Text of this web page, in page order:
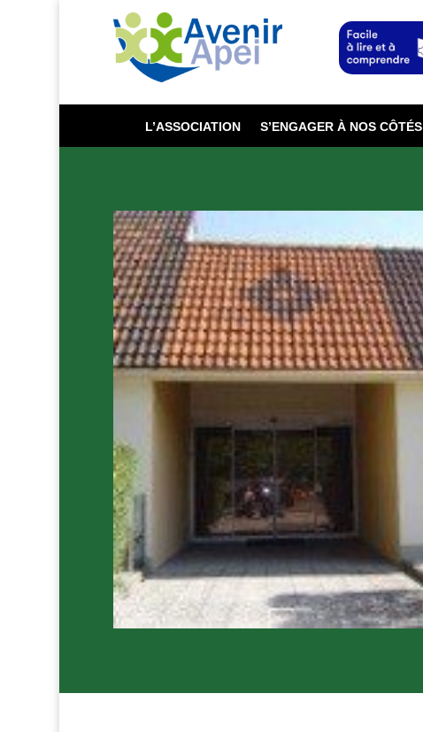
L’ASSOCIATION S’ENGAGER À NOS CÔTÉS